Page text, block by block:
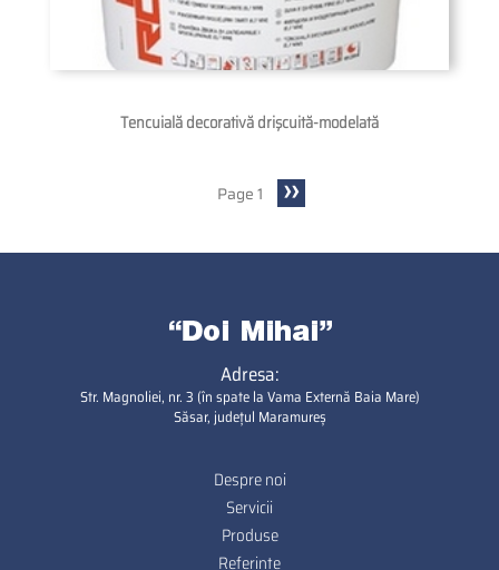
Tencuială decorativă drişcuită-modelată
Page 1 Next
page
››
Adresa:
Str. Magnoliei, nr. 3 (în spate la Vama Externă Baia Mare)
Săsar, județul Maramureș
Despre noi
Servicii
Produse
Referinte